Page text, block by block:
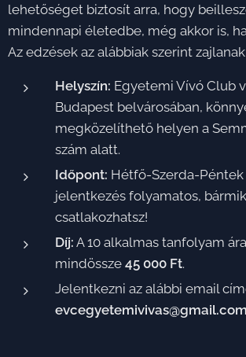
lehetőséget biztosít arra, hogy
mindennapi életedbe, még akkor is,
Az edzések az alábbiak szerint zajlanak:
Helyszín: Egyetemi Vívó Club
Budapest belvárosában,
megközelíthető helyen a
szám alatt.
Időpont: Hétfő-Szerda-Péntek
jelentkezés folyamatos,
csatlakozhatsz!
Díj: A 10 alkalmas tanfolyam
mindössze 45 000 Ft.
Jelentkezni az alábbi email
evcegyetemivivas@gmail.com